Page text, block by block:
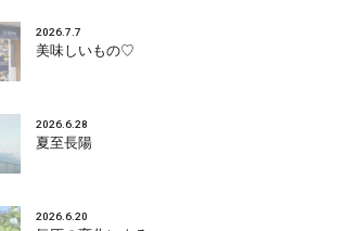
2026.7.7
美味しいもの♡
2026.6.28
夏至長陽
2026.6.20